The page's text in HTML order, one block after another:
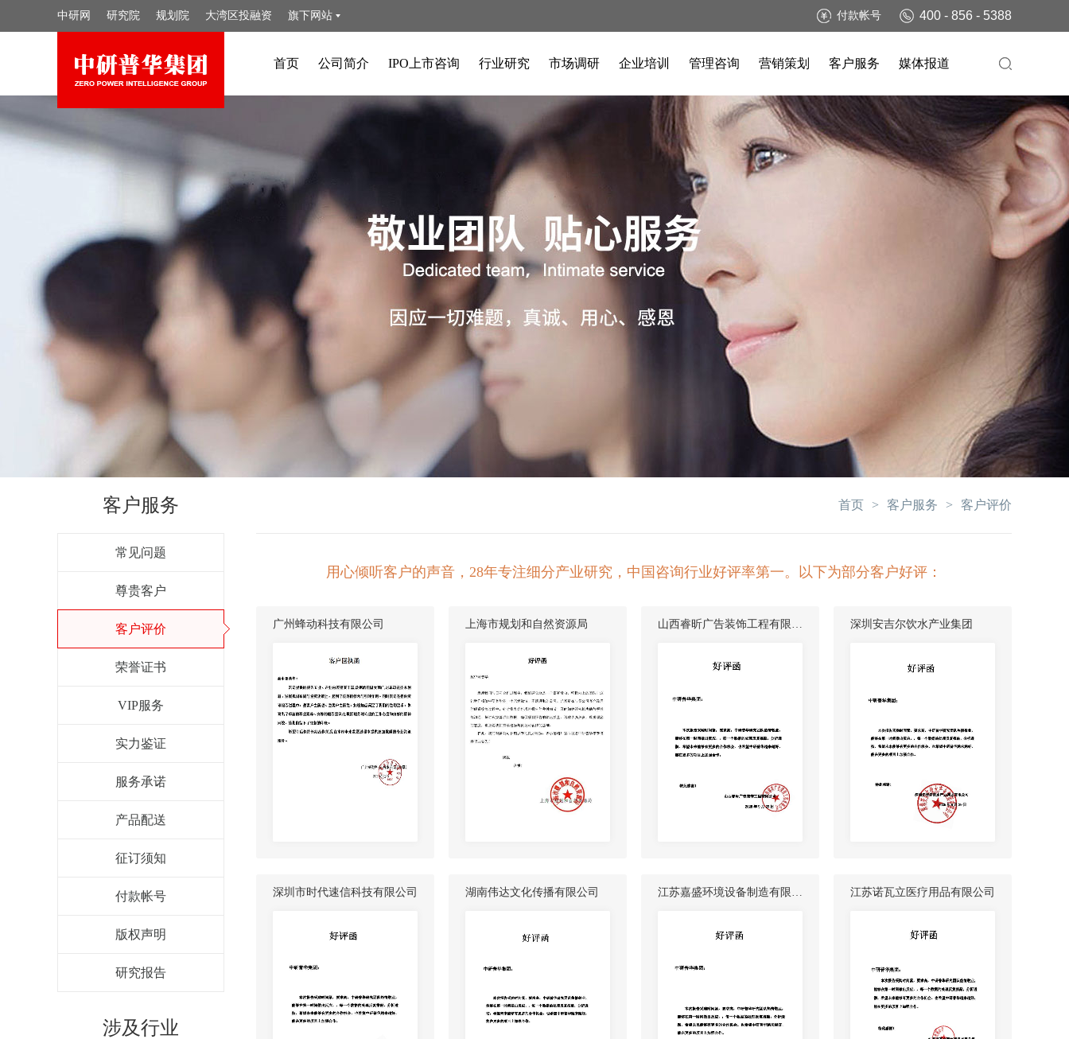
中研网 研究院 规划院 大湾区投融资 旗下网站 付款帐号 400 - 856 - 5388
首页 公司简介 IPO上市咨询 行业研究 市场调研 企业培训 管理咨询 营销策划 客户服务 媒体报道
客户服务
常见问题
尊贵客户
客户评价
荣誉证书
VIP服务
实力鉴证
服务承诺
产品配送
征订须知
付款帐号
版权声明
研究报告
涉及行业
首页 > 客户服务 > 客户评价
用心倾听客户的声音，28年专注细分产业研究，中国咨询行业好评率第一。以下为部分客户好评：
广州蜂动科技有限公司 上海市规划和自然资源局 山西睿昕广告装饰工程有限公 深圳安吉尔饮水产业集团
深圳市时代速信科技有限公司 湖南伟达文化传播有限公司 江苏嘉盛环境设备制造有限公 江苏诺瓦立医疗用品有限公司